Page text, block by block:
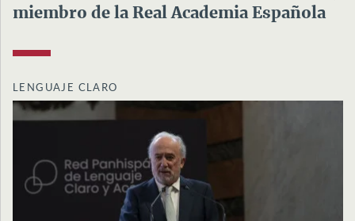
miembro de la Real Academia Española
LENGUAJE CLARO